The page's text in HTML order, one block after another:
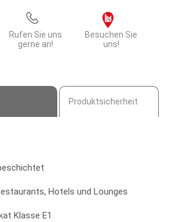
Rufen Sie uns
gerne an!
Besuchen Sie
uns!
Produktsicherheit
Hotels und Lounges
Klasse E1